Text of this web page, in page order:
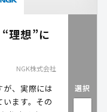
理想”に
NGK株式会社
、実際には
ます。その
選択